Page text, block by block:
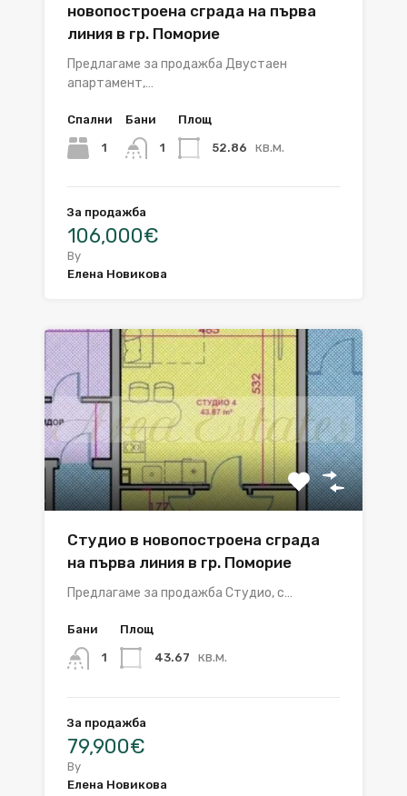
новопостроена сграда на първа
линия в гр. Поморие
Предлагаме за продажба Двустаен
апартамент,…
Спални
1
Бани
1
Площ
52.86 кв.м.
За продажба
106,000€
By
Елена Новикова
Студио в новопостроена сграда
на първа линия в гр. Поморие
Предлагаме за продажба Студио, с…
Бани
1
Площ
43.67 кв.м.
За продажба
79,900€
By
Елена Новикова